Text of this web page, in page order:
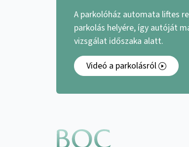
A parkolóház automata liftes
parkolás helyére, így autóját
vizsgálat időszaka alatt.
Videó a parkolásról